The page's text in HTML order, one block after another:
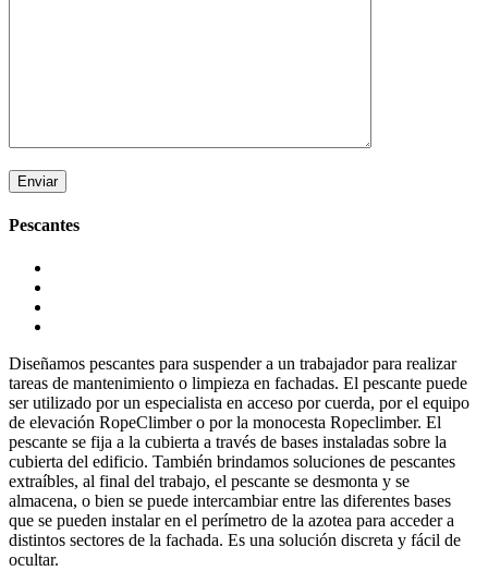
Pescantes
Diseñamos pescantes para suspender a un trabajador para realizar
tareas de mantenimiento o limpieza en fachadas. El pescante puede
ser utilizado por un especialista en acceso por cuerda, por el equipo
de elevación RopeClimber o por la monocesta Ropeclimber. El
pescante se fija a la cubierta a través de bases instaladas sobre la
cubierta del edificio. También brindamos soluciones de pescantes
extraíbles, al final del trabajo, el pescante se desmonta y se
almacena, o bien se puede intercambiar entre las diferentes bases
que se pueden instalar en el perímetro de la azotea para acceder a
distintos sectores de la fachada. Es una solución discreta y fácil de
ocultar.